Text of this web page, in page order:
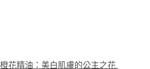
橙花精油：美白肌膚的公主之花